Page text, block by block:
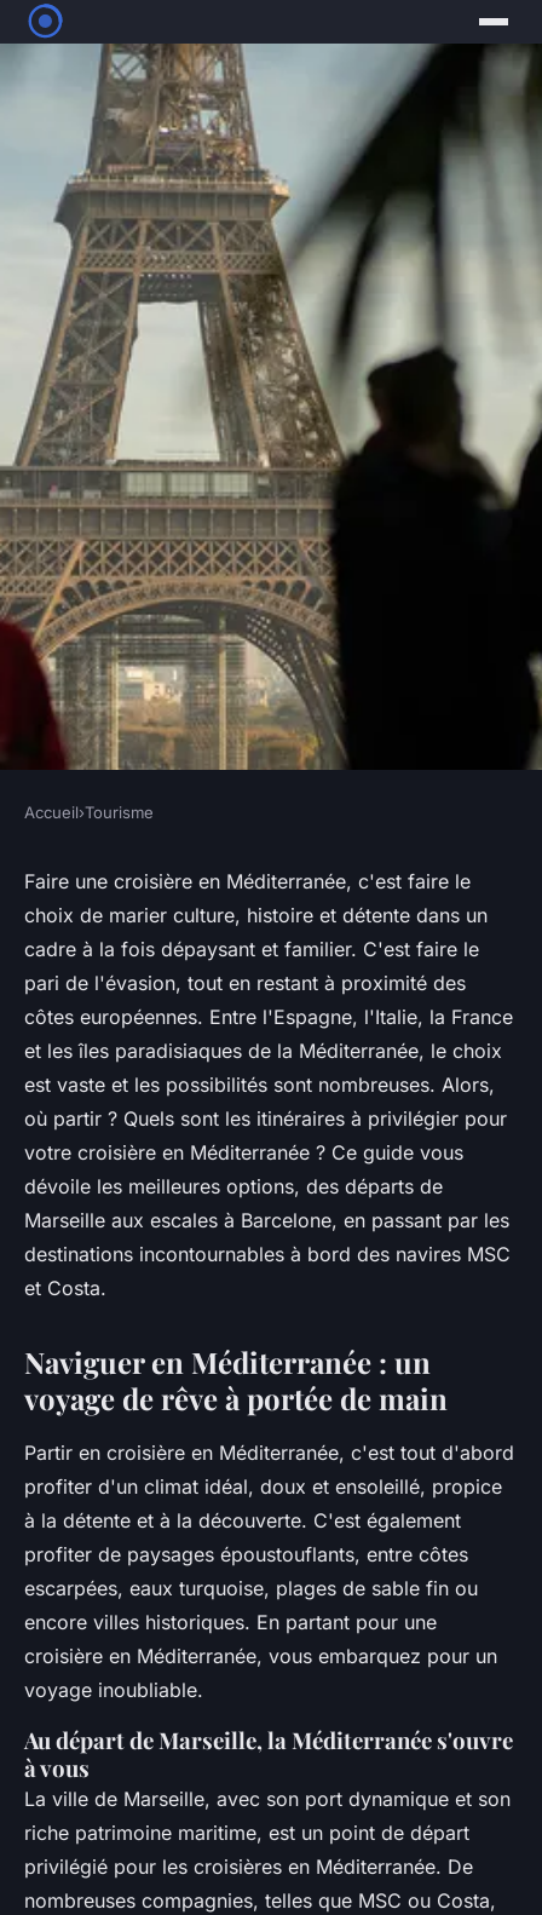
Quels sont les meilleurs
itinéraires pour une croisière
en Méditerranée ?
Noah• 4 juillet 2024•7 min de lecture
Accueil›Tourisme
Faire une croisière en Méditerranée, c'est faire le
choix de marier culture, histoire et détente dans un
cadre à la fois dépaysant et familier. C'est faire le
pari de l'évasion, tout en restant à proximité des
côtes européennes. Entre l'Espagne, l'Italie, la France
et les îles paradisiaques de la Méditerranée, le choix
est vaste et les possibilités sont nombreuses. Alors,
où partir ? Quels sont les itinéraires à privilégier pour
votre croisière en Méditerranée ? Ce guide vous
dévoile les meilleures options, des départs de
Marseille aux escales à Barcelone, en passant par les
destinations incontournables à bord des navires MSC
et Costa.
Naviguer en Méditerranée : un
voyage de rêve à portée de main
Partir en croisière en Méditerranée, c'est tout d'abord
profiter d'un climat idéal, doux et ensoleillé, propice
à la détente et à la découverte. C'est également
profiter de paysages époustouflants, entre côtes
escarpées, eaux turquoise, plages de sable fin ou
encore villes historiques. En partant pour une
croisière en Méditerranée, vous embarquez pour un
voyage inoubliable.
Au départ de Marseille, la Méditerranée s'ouvre
à vous
La ville de Marseille, avec son port dynamique et son
riche patrimoine maritime, est un point de départ
privilégié pour les croisières en Méditerranée. De
nombreuses compagnies, telles que MSC ou Costa,